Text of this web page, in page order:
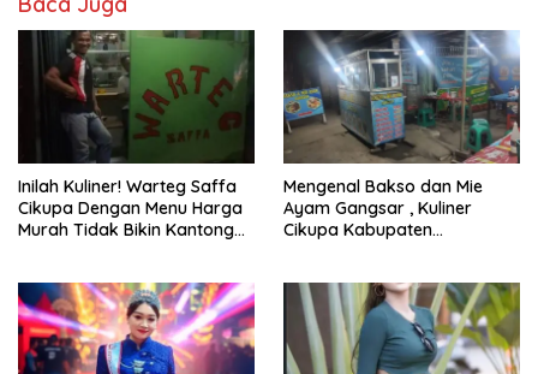
Inilah Kuliner! Warteg Saffa
Cikupa Dengan Menu Harga
Murah Tidak Bikin Kantong
Mengenal Bakso dan Mie
Ayam Gangsar , Kuliner
Cikupa Kabupaten